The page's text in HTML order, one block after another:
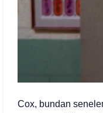
Cox, bundan